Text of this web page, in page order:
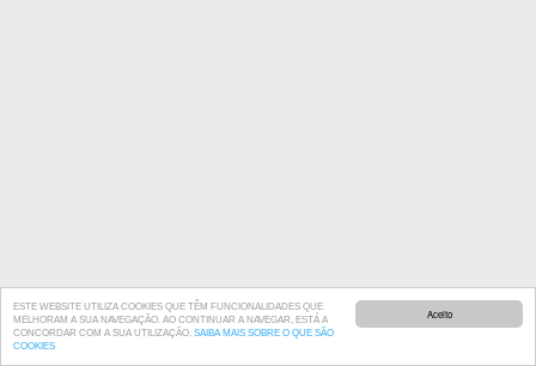
Aceito
ESTE WEBSITE UTILIZA COOKIES QUE TÊM FUNCIONALIDADES QUE
MELHORAM A SUA NAVEGAÇÃO. AO CONTINUAR A NAVEGAR, ESTÁ A
CONCORDAR COM A SUA UTILIZAÇÃO. SAIBA MAIS SOBRE O QUE SÃO
COOKIES